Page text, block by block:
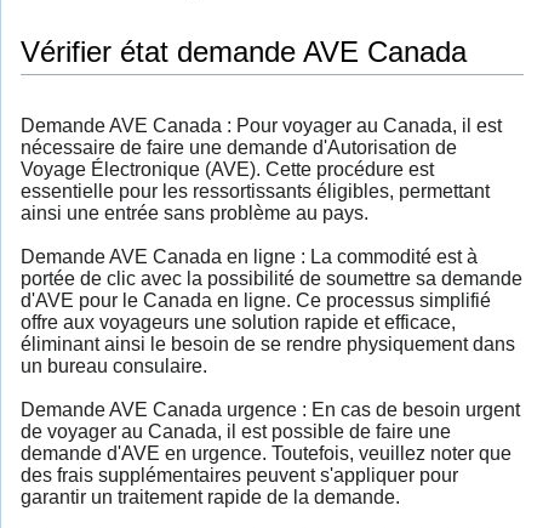
Vérifier état demande AVE Canada
Demande AVE Canada : Pour voyager au Canada, il est
nécessaire de faire une demande d'Autorisation de
Voyage Électronique (AVE). Cette procédure est
essentielle pour les ressortissants éligibles, permettant
ainsi une entrée sans problème au pays.
Demande AVE Canada en ligne : La commodité est à
portée de clic avec la possibilité de soumettre sa demande
d'AVE pour le Canada en ligne. Ce processus simplifié
offre aux voyageurs une solution rapide et efficace,
éliminant ainsi le besoin de se rendre physiquement dans
un bureau consulaire.
Demande AVE Canada urgence : En cas de besoin urgent
de voyager au Canada, il est possible de faire une
demande d'AVE en urgence. Toutefois, veuillez noter que
des frais supplémentaires peuvent s'appliquer pour
garantir un traitement rapide de la demande.